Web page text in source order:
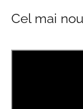
Cel mai